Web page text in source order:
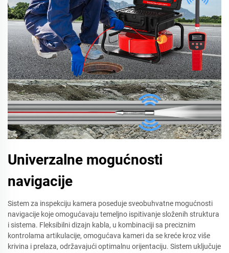
Univerzalne mogućnosti
navigacije
Sistem za inspekciju kamera poseduje sveobuhvatne mogućnosti
navigacije koje omogućavaju temeljno ispitivanje složenih struktura
i sistema. Fleksibilni dizajn kabla, u kombinaciji sa preciznim
kontrolama artikulacije, omogućava kameri da se kreće kroz više
krivina i prelaza, održavajući optimalnu orijentaciju. Sistem uključuje